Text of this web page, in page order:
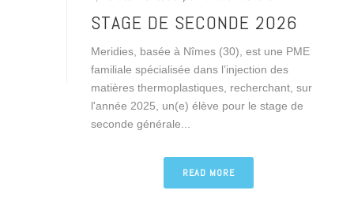
STAGE DE SECONDE 2026
Meridies, basée à Nîmes (30), est une PME
familiale spécialisée dans l’injection des
matières thermoplastiques, recherchant, sur
l'année 2025, un(e) élève pour le stage de
seconde générale...
READ MORE